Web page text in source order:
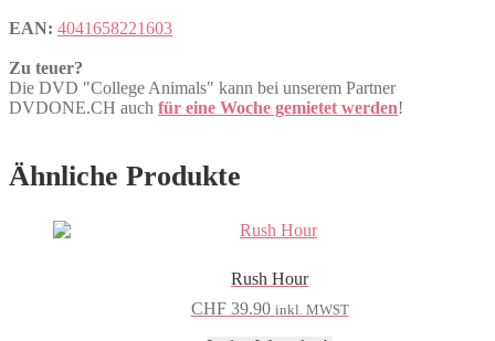
EAN: 4041658221603
Zu teuer?
Die DVD "College Animals" kann bei unserem Partner
DVDONE.CH auch für eine Woche gemietet werden!
Ähnliche Produkte
Rush Hour
CHF39.90 inkl. MWST